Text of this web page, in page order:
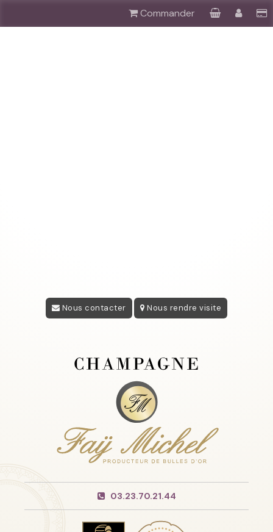
Commander
Nous contacter Nous rendre visite
03.23.70.21.44